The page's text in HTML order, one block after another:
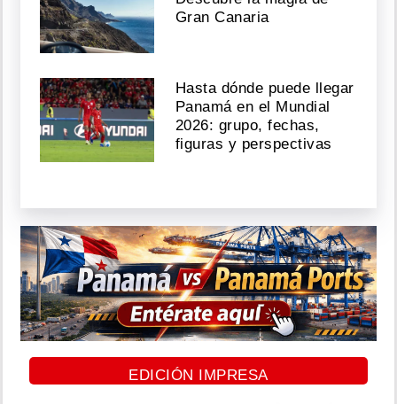
Gran Canaria
Hasta dónde puede llegar
Panamá en el Mundial
2026: grupo, fechas,
figuras y perspectivas
EDICIÓN IMPRESA